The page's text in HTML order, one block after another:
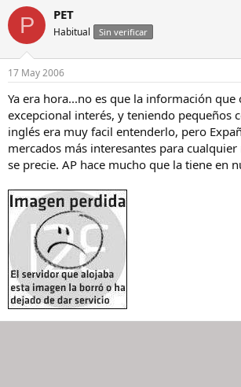
i
a
d
o
d
e
h
i
l
o
a
d
e
i
c
i
o
P PET
Habitual Sin verificar
17 May 2006
Ya era hora...no es que la información que
excepcional interés, y teniendo pequeños
inglés era muy facil entenderlo, pero
mercados más interesantes para
se precie. AP hace mucho que la tiene en